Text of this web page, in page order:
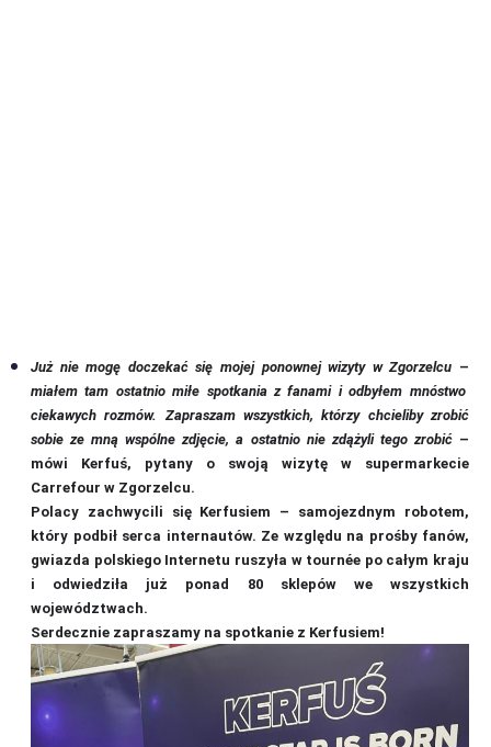
Już nie mogę doczekać się mojej ponownej wizyty w Zgorzelcu –
miałem tam ostatnio miłe spotkania z fanami i odbyłem mnóstwo
ciekawych rozmów. Zapraszam wszystkich, którzy chcieliby zrobić
sobie ze mną wspólne zdjęcie, a ostatnio nie zdążyli tego zrobić–
mówi Kerfuś, pytany o swoją wizytę w supermarkecie
Carrefour w Zgorzelcu.
Polacy zachwycili się Kerfusiem – samojezdnym robotem,
który podbił serca internautów. Ze względu na prośby fanów,
gwiazda polskiego Internetu ruszyła w tournée po całym kraju
i odwiedziła już ponad 80 sklepów we wszystkich
województwach.
Serdecznie zapraszamy na spotkanie z Kerfusiem!